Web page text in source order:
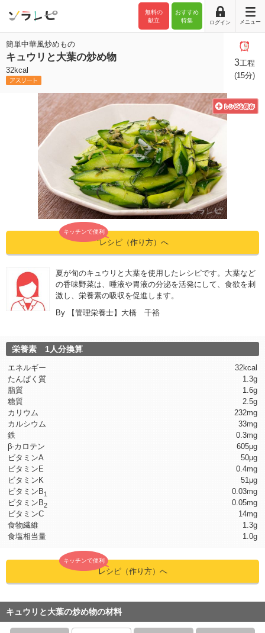
おすすめ
特集
無料の
献立
ログイン メニュー
簡単中華風炒めもの
キュウリと大葉の炒め物
32kcal
3工程
(15分)
キッチンで便利
”レシピ（作り方）へ
夏が旬のキュウリと大葉を使用したレシピです。大葉など
の香味野菜は、唾液や胃液の分泌を活発にして、食欲を刺
激し、栄養素の吸収を促進します。
By
【管理栄養士】大橋 千裕
栄養素 1人分換算
エネルギー
32kcal
たんぱく質
1.3g
脂質
1.6g
糖質
2.5g
カリウム
232mg
カルシウム
33mg
鉄
0.3mg
β-カロテン
605μg
ビタミンA
50μg
ビタミンE
0.4mg
ビタミンK
51μg
ビタミンB1
0.03mg
ビタミンB2
0.05mg
ビタミンC
14mg
食物繊維
1.3g
食塩相当量
1.0g
キッチンで便利
レシピ（作り方）へ
キュウリと大葉の炒め物の材料